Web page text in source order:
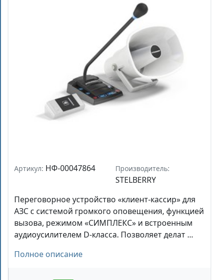
Артикул: НФ-00047864 Производитель:
STELBERRY
Переговорное устройство «клиент-кассир» для
АЗС с системой громкого оповещения, функцией
вызова, режимом «СИМПЛЕКС» и встроенным
аудиоусилителем D-класса. Позволяет делат ...
Полное описание